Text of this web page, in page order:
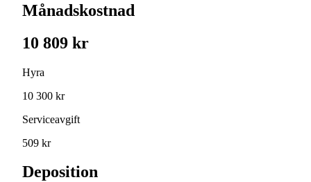
Månadskostnad
10 809 kr
Hyra
10 300 kr
Serviceavgift
509 kr
Deposition